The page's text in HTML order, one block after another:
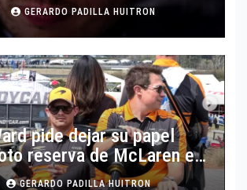
GERARDO PADILLA HUITRON
pide dejar su papel
reserva de McLaren en
GERARDO PADILLA HUITRON